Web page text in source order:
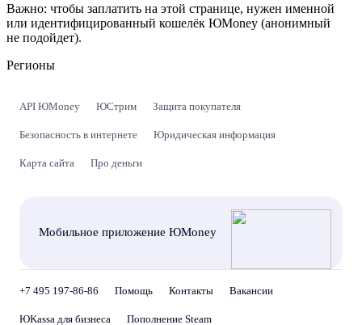
Важно: чтобы заплатить на этой странице, нужен именной
или идентифицированный кошелёк ЮMoney (анонимный
не подойдет).
Регионы
API ЮMoney ЮСтрим Защита покупателя
Безопасность в интернете Юридическая информация
Карта сайта Про деньги
Мобильное приложение ЮMoney
+7 495 197-86-86 Помощь Контакты Вакансии
ЮKassa для бизнеса Пополнение Steam